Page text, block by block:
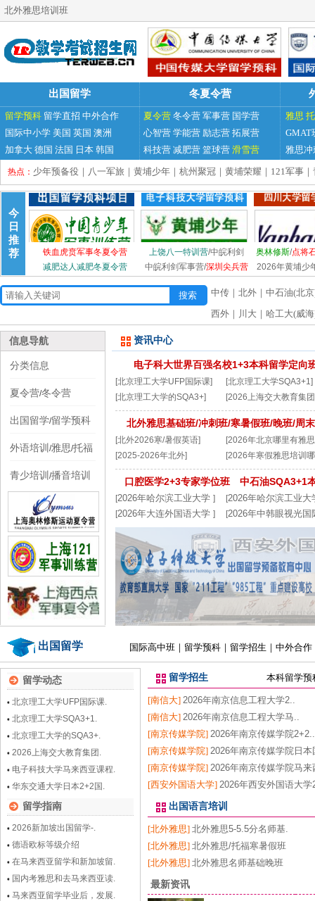
北外雅思培训班
出国留学 冬夏令营
留学预科 留学直招 中外合作
国际中小学 美国 英国 澳洲
加拿大 德国 法国 日本 韩国
夏令营 冬令营 军事营 国学营
心智营 学能营 励志营 拓展营
科技营 减肥营 篮球营 滑雪营
雅思
GMAT
雅思冲
热点： 少年预备役 ｜ 八一军旅 ｜ 黄埔少年 ｜ 杭州聚冠 ｜ 黄埔荣耀 ｜ 121军事 ｜
今
日
推
荐
铁血虎贲军事冬夏令营 上饶八一特训营/中皖利剑 奥林修斯/点将
减肥达人减肥冬夏令营
中皖利剑军事营/深圳尖兵营 2026年黄埔少
中传 ｜ 北外 ｜ 中石油(北
西外 ｜ 川大 ｜ 哈工大(威
信息导航
分类信息
夏令营/冬令营
出国留学/留学预科
外语培训 /雅思/托福
青少培训 /播音培训
资讯中心
电子科大世界百强名校1+3本科留学定向
[北京理工大学UFP国际课] [北京理工大学SQA3+1]
[北京理工大学的SQA3+] [2026上海交大教育集团
北外雅思基础班/冲刺班/寒暑假班/晚班/周
[北外2026寒/暑假英语] [2026年北京哪里有雅思
[2025-2026年北外] [2026年寒假雅思培训哪
口腔医学2+3专家学位班 中石油SQA3+1
[2026年哈尔滨工业大学 ] [2026年哈尔滨工业
[2026年大连外国语大学 ] [2026年中韩眼视光
瑗垮畨澶栧浗璇ぇ瀛﹀浗闄呮湰绉戠暀瀛﹂绉戠彮
出国留学 国际高中班 ｜ 留学预科 ｜ 留学招生 ｜ 中外合作
留学动态
北京理工大学UFP国际课.
北京理工大学SQA3+1.
北京理工大学的SQA3+.
2026上海交大教育集团.
电子科技大学马来西亚课程.
华东交通大学日本2+2国.
留学指南
2026新加坡出国留学-.
德语欧标等级介绍
在马来西亚留学和新加坡留.
国内考雅思和去马来西亚读.
马来西亚留学毕业后，发展.
留学招生 本科留学预
[南信大] 2026年南京信息工程大学2..
[南信大] 2026年南京信息工程大学马..
[南京传媒学院] 2026年南京传媒学院2+2..
[南京传媒学院] 2026年南京传媒学院日本
[南京传媒学院] 2026年南京传媒学院马来
[西安外国语大学] 2026年西安外国语大学
出国语言培训
[北外雅思] 北外雅思5-5.5分名师基.
[北外雅思] 北外雅思/托福寒暑假班
[北外雅思] 北外雅思名师基础晚班
最新资讯